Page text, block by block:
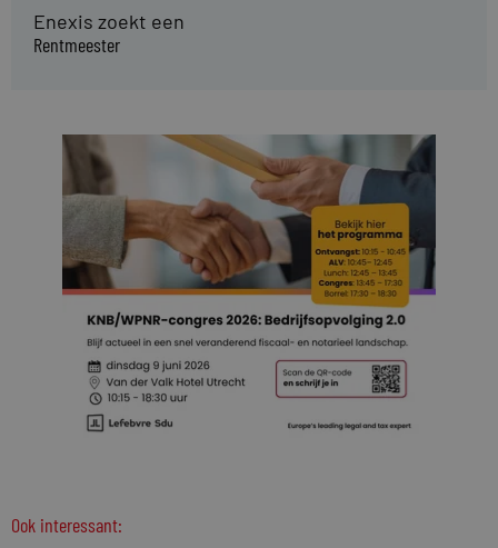
Enexis zoekt een
Rentmeester
Ook interessant: